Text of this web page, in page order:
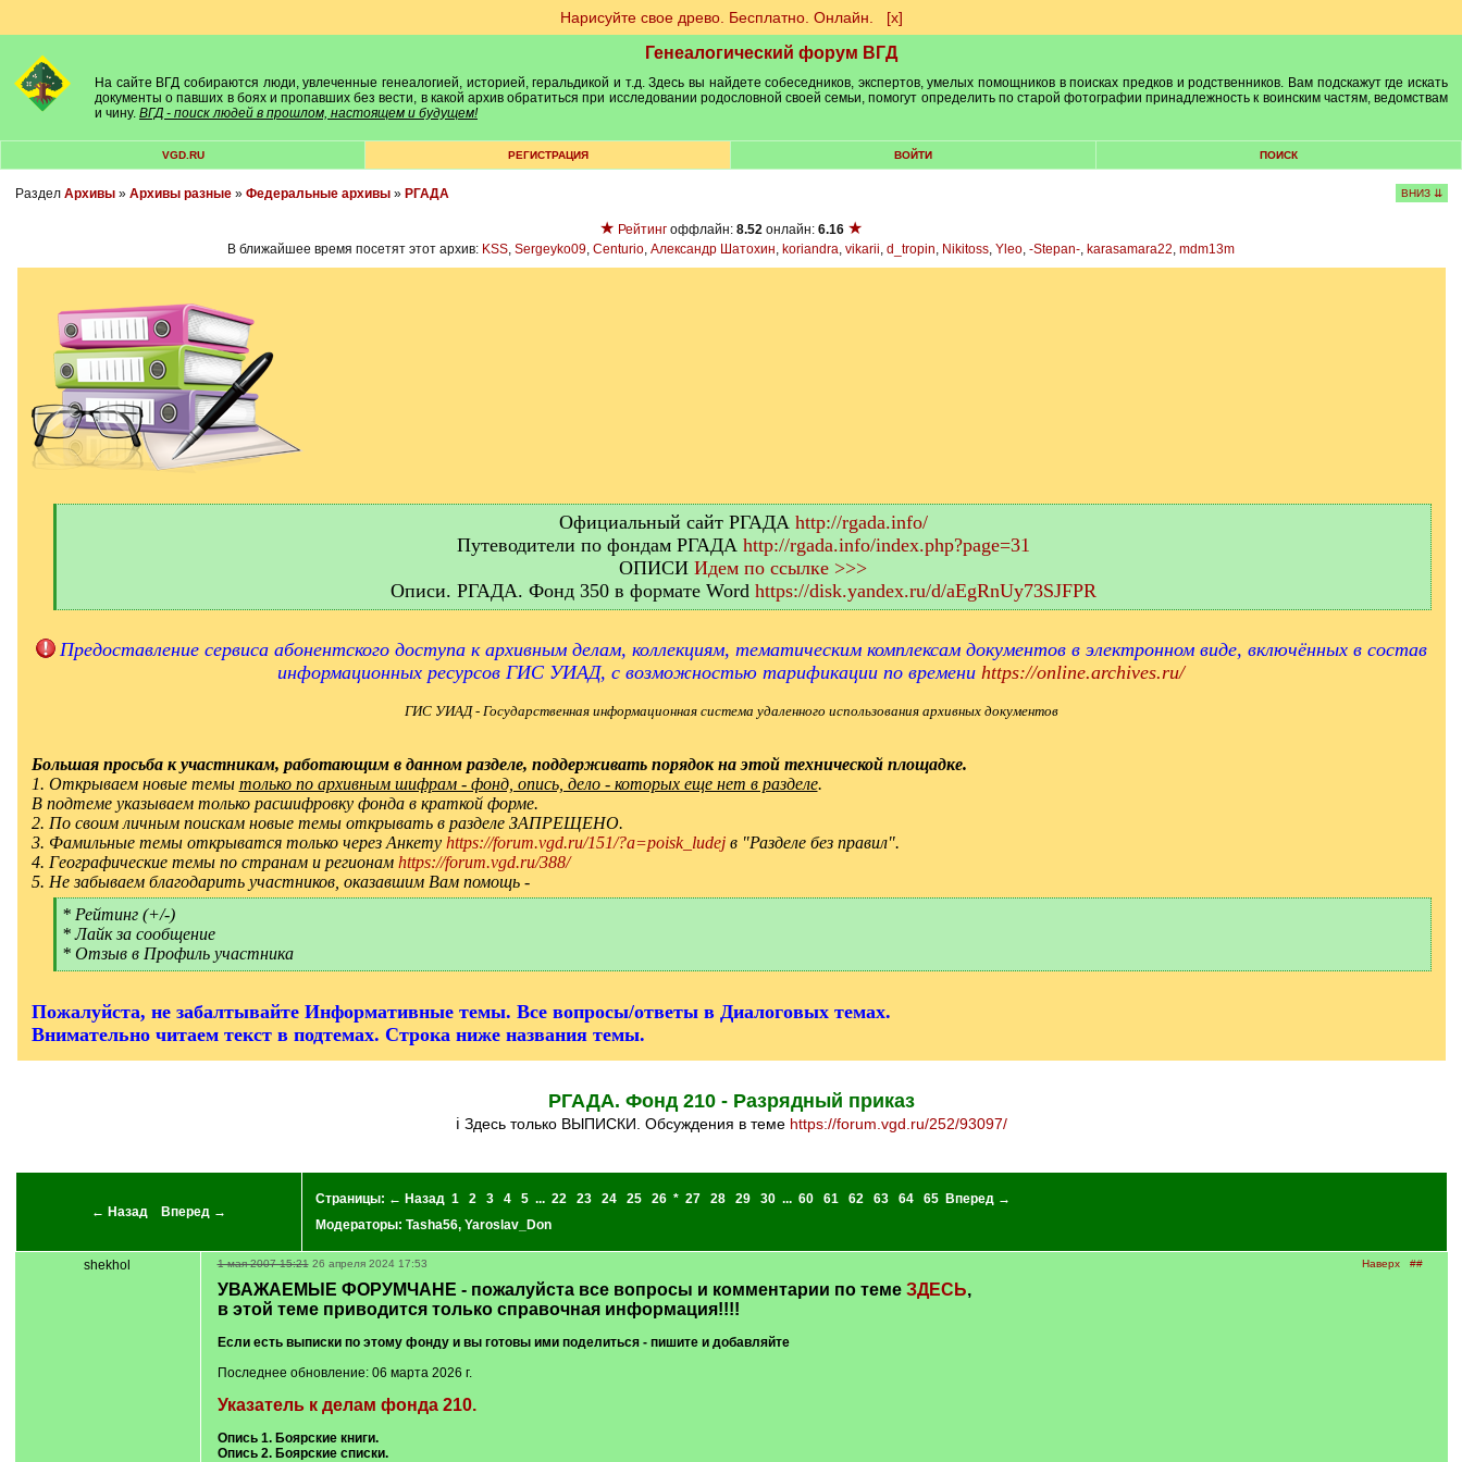
Нарисуйте свое древо. Бесплатно. Онлайн. [х]
Генеалогический форум ВГД
На сайте ВГД собираются люди, увлеченные генеалогией, историей, геральдикой и т.д. Здесь вы найдете собеседников, экспертов, умелых помощников в поисках предков и родственников. Вам подскажут где искать
документы о павших в боях и пропавших без вести, в какой архив обратиться при исследовании родословной своей семьи, помогут определить по старой фотографии принадлежность к воинским частям, ведомствам
и чину. ВГД - поиск людей в прошлом, настоящем и будущем!
VGD.RU РЕГИСТРАЦИЯ ВОЙТИ ПОИСК
Раздел Архивы» Архивы разные» Федеральные архивы» РГАДА ВНИЗ ⇊
★ Рейтинг оффлайн: 8.52 онлайн: 6.16 ★
В ближайшее время посетят этот архив: KSS, Sergeyko09, Centurio, Александр Шатохин, koriandra, vikarii, d_tropin, Nikitoss, Yleo, -Stepan-, karasamara22, mdm13m
Официальный сайт РГАДА http://rgada.info/
Путеводители по фондам РГАДА http://rgada.info/index.php?page=31
ОПИСИ Идем по ссылке >>>
Описи. РГАДА. Фонд 350 в формате Word https://disk.yandex.ru/d/aEgRnUy73SJFPR
[
]
Предоставление сервиса абонентского доступа к архивным делам, коллекциям, тематическим комплексам документов в электронном виде, включённых в состав
информационных ресурсов ГИС УИАД, с возможностью тарификации по времени https://online.archives.ru/
ГИС УИАД - Государственная информационная система удаленного использования архивных документов
Большая просьба к участникам, работающим в данном разделе, поддерживать порядок на этой технической площадке.
1. Открываем новые темы только по архивным шифрам - фонд, опись, дело - которых еще нет в разделе.
В подтеме указываем только расшифровку фонда в краткой форме.
2. По своим личным поискам новые темы открывать в разделе ЗАПРЕЩЕНО.
3. Фамильные темы открыватся только через Анкету https://forum.vgd.ru/151/?a=poisk_ludejв "Разделе без правил".
4. Географические темы по странам и регионам https://forum.vgd.ru/388/
5. Не забываем благодарить участников, оказавшим Вам помощь -
[
q
]
* Рейтинг (+/-)
* Лайк за сообщение
* Отзыв в Профиль участника
[
Пожалуйста, не забалтывайте Информативные темы. Все вопросы/ответы в Диалоговых темах.
Внимательно читаем текст в подтемах. Строка ниже названия темы.
РГАДА. Фонд 210 - Разрядный приказ
ℹ Здесь только ВЫПИСКИ. Обсуждения в теме https://forum.vgd.ru/252/93097/
← Назад Вперед →
Страницы: ← Назад 1 2 3 4 5 ... 22 23 24 25 26 * 27 28 29 30 ... 60 61 62 63 64 65
Вперед →
Модераторы: Tasha56, Yaroslav_Don
shekhol Наверх ##
1 мая 2007 15:21 26 апреля 2024 17:53
УВАЖАЕМЫЕ ФОРУМЧАНЕ - пожалуйста все вопросы и комментарии по теме ЗДЕСЬ,
в этой теме приводится только справочная информация!!!!
Если есть выписки по этому фонду и вы готовы ими поделиться - пишите и добавляйте
Последнее обновление: 06 марта 2026 г.
Указатель к делам фонда 210.
Опись 1. Боярские книги.
Опись 2. Боярские списки.